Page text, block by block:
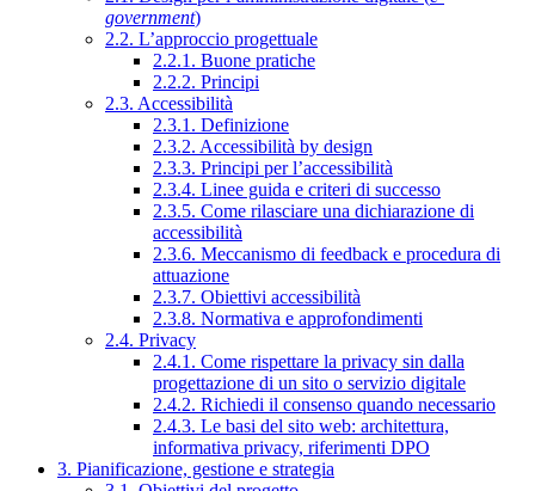
government)
2.2. L’approccio progettuale
2.2.1. Buone pratiche
2.2.2. Principi
2.3. Accessibilità
2.3.1. Definizione
2.3.2. Accessibilità by design
2.3.3. Principi per l’accessibilità
2.3.4. Linee guida e criteri di successo
2.3.5. Come rilasciare una dichiarazione di
accessibilità
2.3.6. Meccanismo di feedback e procedura di
attuazione
2.3.7. Obiettivi accessibilità
2.3.8. Normativa e approfondimenti
2.4. Privacy
2.4.1. Come rispettare la privacy sin dalla
progettazione di un sito o servizio digitale
2.4.2. Richiedi il consenso quando necessario
2.4.3. Le basi del sito web: architettura,
informativa privacy, riferimenti DPO
3. Pianificazione, gestione e strategia